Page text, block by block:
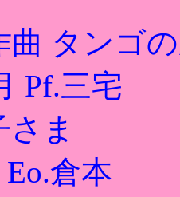
曲 タンゴ
三宅
ま
倉本